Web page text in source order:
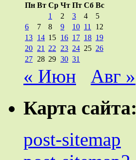
Пн Вт Ср Чт Пт Сб Вс
1
2 3 4
5
6
7 8 9 10 11
12
13 14 15 16 17 18 19
20 21 22 23 24 25 26
27 28 29 30 31
« Июн Авг »
Карта сайта:
post-sitemap